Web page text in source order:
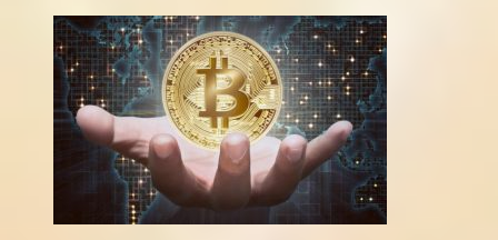
и
евро,
установленные
ЦБ
РФ
на
среду,
22
июля
2026
года